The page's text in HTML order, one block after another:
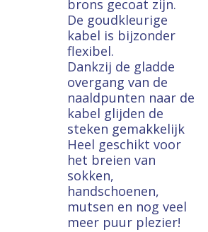
brons gecoat zijn.
De goudkleurige
kabel is bijzonder
flexibel.
Dankzij de gladde
overgang van de
naaldpunten naar de
kabel glijden de
steken gemakkelijk
Heel geschikt voor
het breien van
sokken,
handschoenen,
mutsen en nog veel
meer puur plezier!